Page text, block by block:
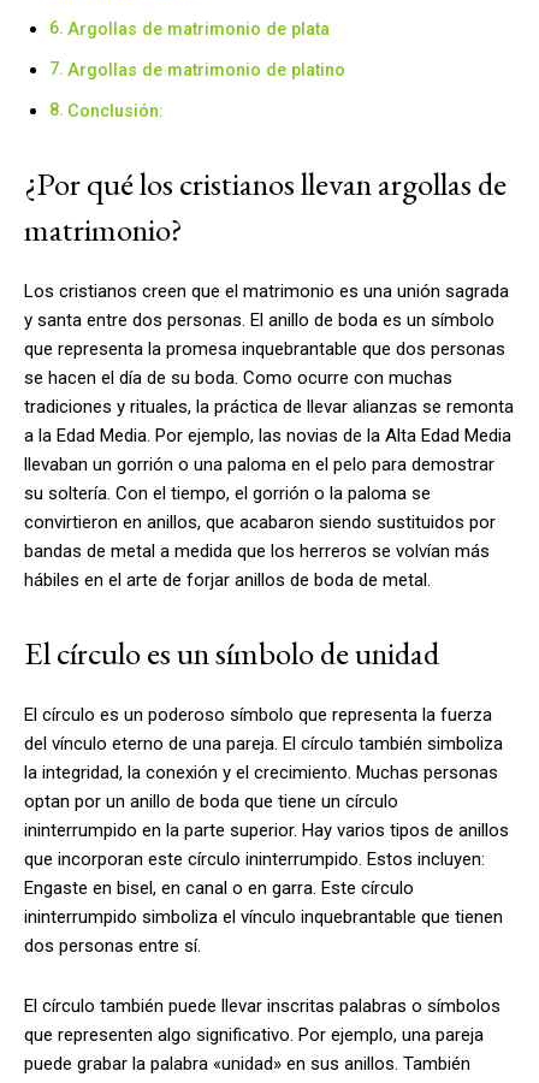
Argollas de matrimonio de plata
Argollas de matrimonio de platino
Conclusión:
¿Por qué los cristianos llevan argollas de
matrimonio?
Los cristianos creen que el matrimonio es una unión sagrada
y santa entre dos personas. El anillo de boda es un símbolo
que representa la promesa inquebrantable que dos personas
se hacen el día de su boda. Como ocurre con muchas
tradiciones y rituales, la práctica de llevar alianzas se remonta
a la Edad Media. Por ejemplo, las novias de la Alta Edad Media
llevaban un gorrión o una paloma en el pelo para demostrar
su soltería. Con el tiempo, el gorrión o la paloma se
convirtieron en anillos, que acabaron siendo sustituidos por
bandas de metal a medida que los herreros se volvían más
hábiles en el arte de forjar anillos de boda de metal.
El círculo es un símbolo de unidad
El círculo es un poderoso símbolo que representa la fuerza
del vínculo eterno de una pareja. El círculo también simboliza
la integridad, la conexión y el crecimiento. Muchas personas
optan por un anillo de boda que tiene un círculo
ininterrumpido en la parte superior. Hay varios tipos de anillos
que incorporan este círculo ininterrumpido. Estos incluyen:
Engaste en bisel, en canal o en garra. Este círculo
ininterrumpido simboliza el vínculo inquebrantable que tienen
dos personas entre sí.
El círculo también puede llevar inscritas palabras o símbolos
que representen algo significativo. Por ejemplo, una pareja
puede grabar la palabra «unidad» en sus anillos. También